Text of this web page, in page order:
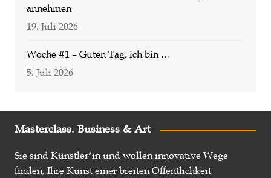
annehmen
19. Juli 2026
Woche #1 – Guten Tag, ich bin …
5. Juli 2026
Masterclass. Business & Art
Sie sind Künstler*in und wollen innovative Wege
finden, Ihre Kunst einer breiten Öffentlichkeit